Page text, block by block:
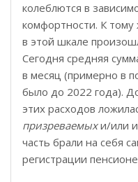
колеблются в
комфортности. К тому
в этой шкале
Сегодня средняя
в месяц (примерно в
было до 2022 года).
этих расходов
призреваемыхи/или
часть брали на себя
регистрации